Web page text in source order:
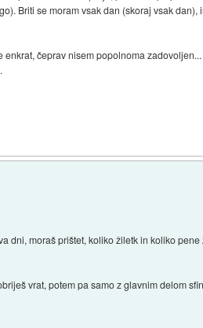
Briti se moram vsak dan (skoraj vsak dan),
čeprav nisem popolnoma
dni, moraš prištet, koliko žiletk in koliko pene
vrat, potem pa samo z glavnim delom